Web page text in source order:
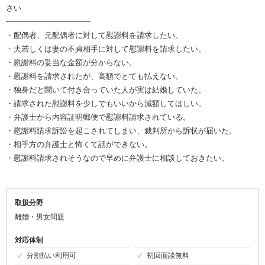
さい
━━━━━━━━━━━
・配偶者、元配偶者に対して慰謝料を請求したい。
・夫若しくは妻の不貞相手に対して慰謝料を請求したい。
・慰謝料の妥当な金額が分からない。
・慰謝料を請求されたが、高額でとても払えない。
・独身だと聞いて付き合っていた人が実は結婚していた。
・請求された慰謝料を少しでもいいから減額してほしい。
・弁護士から内容証明郵便で慰謝料請求されている。
・慰謝料請求訴訟を起こされてしまい、裁判所から訴状が届いた。
・相手方の弁護士と怖くて話ができない。
・慰謝料請求されそうなので早めに弁護士に相談しておきたい。
取扱分野
離婚・男女問題
対応体制
分割払い利用可
初回面談無料